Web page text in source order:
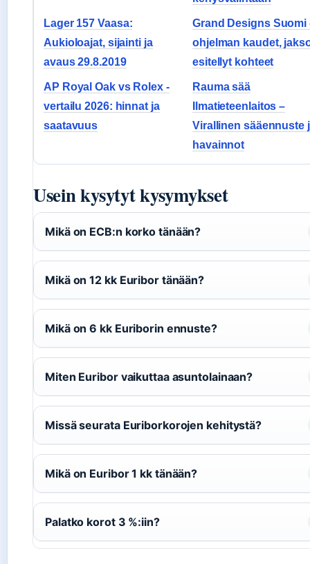
Lager 157 Vaasa:
Aukioloajat, sijainti ja
avaus 29.8.2019
Grand Designs Suomi
ohjelman kaudet,
esitellyt kohteet
AP Royal Oak vs Rolex -
vertailu 2026: hinnat ja
saatavuus
Rauma sää
Ilmatieteenlaitos –
Virallinen sääennuste
havainnot
Usein kysytyt kysymykset
Mikä on ECB:n korko tänään?
Mikä on 12 kk Euribor tänään?
Mikä on 6 kk Euriborin ennuste?
Miten Euribor vaikuttaa asuntolainaan?
Missä seurata Euriborkorojen kehitystä?
Mikä on Euribor 1 kk tänään?
Palatko korot 3 %:iin?